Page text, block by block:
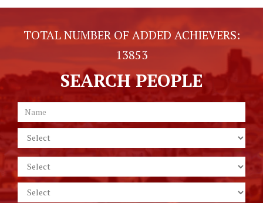
TOTAL NUMBER OF ADDED ACHIEVERS:
13853
SEARCH PEOPLE